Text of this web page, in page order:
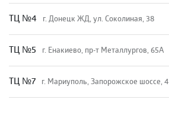
TЦ №4 г. Донецк ЖД, ул. Соколиная, 38
TЦ №5 г. Енакиево, пр-т Металлургов, 65А
ТЦ №7 г. Мариуполь, Запорожское шоссе, 4